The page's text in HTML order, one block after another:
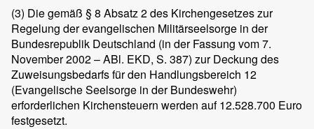
(3) Die gemäß § 8 Absatz 2 des Kirchengesetzes zur
Regelung der evangelischen Militärseelsorge in der
Bundesrepublik Deutschland (in der Fassung vom 7.
November 2002 – ABl. EKD, S. 387) zur Deckung des
Zuweisungsbedarfs für den Handlungsbereich 12
(Evangelische Seelsorge in der Bundeswehr)
erforderlichen Kirchensteuern werden auf 12.528.700 Euro
festgesetzt.